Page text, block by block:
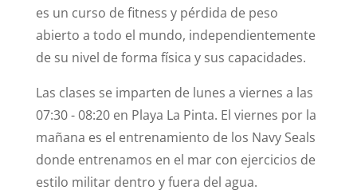
es un curso de fitness y pérdida de peso
abierto a todo el mundo, independientemente
de su nivel de forma física y sus capacidades.
Las clases se imparten de lunes a viernes a las
07:30 - 08:20 en Playa La Pinta. El viernes por la
mañana es el entrenamiento de los Navy Seals
donde entrenamos en el mar con ejercicios de
estilo militar dentro y fuera del agua.